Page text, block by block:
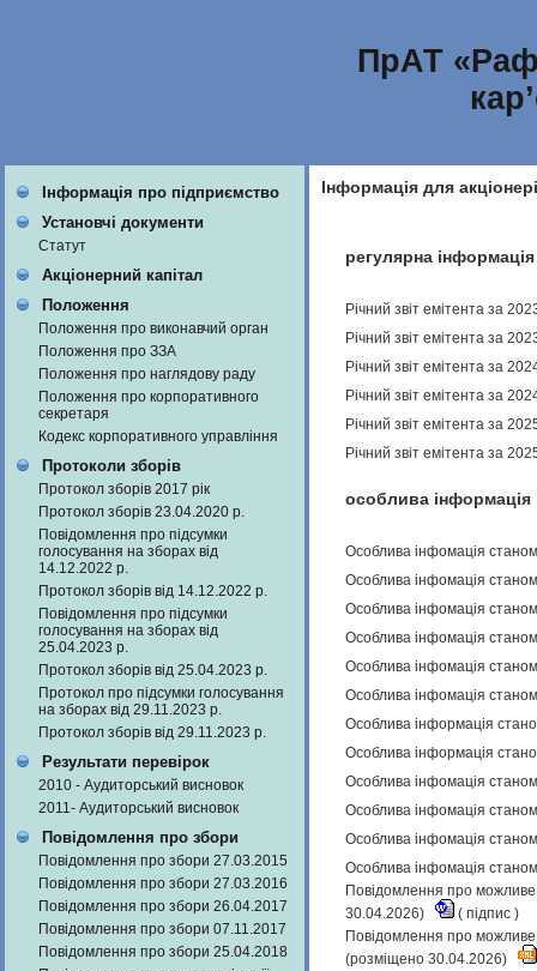
ПрАТ
Інформація про підприємство
Установчі документи
Статут
Акціонерний капітал
Положення
Положення про виконавчий орган
Положення про ЗЗА
Положення про наглядову раду
Положення про корпоративного
секретаря
Кодекс корпоративного управління
Протоколи зборів
Протокол зборів 2017 рік
Протокол зборів 23.04.2020 р.
Повідомлення про підсумки
голосування на зборах від
14.12.2022 р.
Протокол зборів від 14.12.2022 р.
Повідомлення про підсумки
голосування на зборах від
25.04.2023 р.
Протокол зборів від 25.04.2023 р.
Протокол про підсумки голосування
на зборах від 29.11.2023 р.
Протокол зборів від 29.11.2023 р.
Результати перевірок
2010 - Аудиторський висновок
2011- Аудиторський висновок
Повідомлення про збори
Повідомлення про збори 27.03.2015
Повідомлення про збори 27.03.2016
Повідомлення про збори 26.04.2017
Повідомлення про збори 07.11.2017
Повідомлення про збори 25.04.2018
Інформація для
регулярна інформація
Річний звіт емітента за
Річний звіт емітента за
Річний звіт емітента за
Річний звіт емітента за
Річний звіт емітента за
Річний звіт емітента за
особлива інформація
Особлива інфомація
Особлива інфомація
Особлива інфомація
Особлива інфомація
Особлива інфомація
Особлива інфомація
Особлива інформація
Особлива інформація
Особлива інфомація
Особлива інфомація
Особлива інфомація
Особлива інфомація
Повідомлення про можливе
30.04.2026)
( підпис )
Повідомлення про можливе
(розміщено 30.04.2026)